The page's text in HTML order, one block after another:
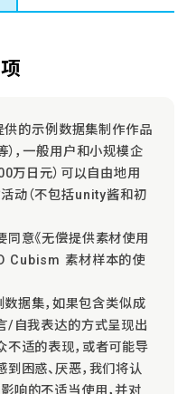
的示例数据集制作作品
），一般用户和小规模企
万日元）可以自由地用
动（不包括unity酱和初
同意《无偿提供素材使用
Cubism 素材样本的使
据集，如果包含类似成
/自我表达的方式呈现出
不适的表现，或者可能导
困惑、厌恶，我们将认
响的不适当使用，并对